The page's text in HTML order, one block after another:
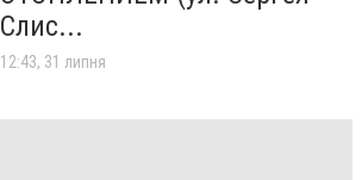
Слис...
12:43, 31 липня